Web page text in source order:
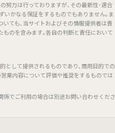
努力は行っておりますが､その最新性･適合
いかなる保証をするものでもありません｡ま
ても､当サイトおよびその情報提供者は責
のを含みます｡各自の判断と責任において
として提供されるものであり､商用目的での
業内容について評価や推奨をするものでは
でご利用の場合は別途お問い合わせくださ